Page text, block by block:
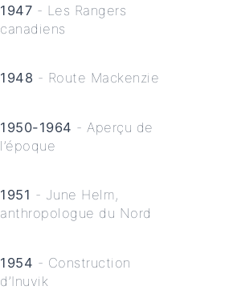
1947 - Les Rangers
canadiens
1948 - Route Mackenzie
1950-1964 - Aperçu de
l’époque
1951 - June Helm,
anthropologue du Nord
1954 - Construction
d’Inuvik